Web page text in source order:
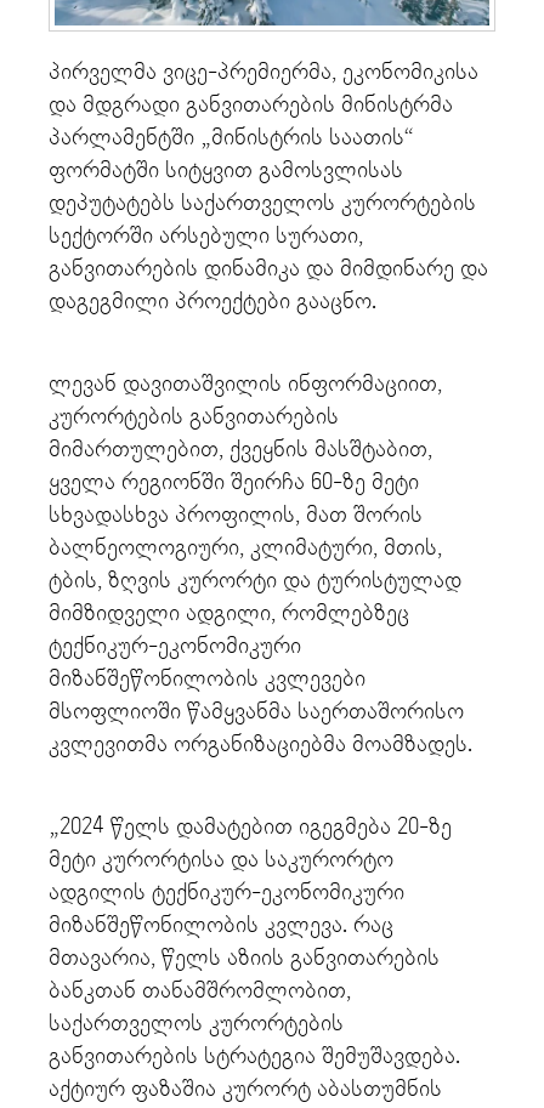
პირველმა ვიცე-პრემიერმა, ეკონომიკისა
და მდგრადი განვითარების მინისტრმა
პარლამენტში „მინისტრის საათის“
ფორმატში სიტყვით გამოსვლისას
დეპუტატებს საქართველოს კურორტების
სექტორში არსებული სურათი,
განვითარების დინამიკა და მიმდინარე და
დაგეგმილი პროექტები გააცნო.
ლევან დავითაშვილის ინფორმაციით,
კურორტების განვითარების
მიმართულებით, ქვეყნის მასშტაბით,
ყველა რეგიონში შეირჩა 60-ზე მეტი
სხვადასხვა პროფილის, მათ შორის
ბალნეოლოგიური, კლიმატური, მთის,
ტბის, ზღვის კურორტი და ტურისტულად
მიმზიდველი ადგილი, რომლებზეც
ტექნიკურ-ეკონომიკური
მიზანშეწონილობის კვლევები
მსოფლიოში წამყვანმა საერთაშორისო
კვლევითმა ორგანიზაციებმა მოამზადეს.
„2024 წელს დამატებით იგეგმება 20-ზე
მეტი კურორტისა და საკურორტო
ადგილის ტექნიკურ-ეკონომიკური
მიზანშეწონილობის კვლევა. რაც
მთავარია, წელს აზიის განვითარების
ბანკთან თანამშრომლობით,
საქართველოს კურორტების
განვითარების სტრატეგია შემუშავდება.
აქტიურ ფაზაშია კურორტ აბასთუმნის